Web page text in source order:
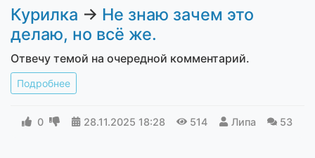
Курилка → Не знаю зачем это
делаю, но всё же.
Отвечу темой на очередной комментарий.
Подробнее
0 28.11.2025 18:28 514 Липа 53